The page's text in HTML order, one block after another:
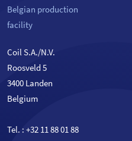
Belgian production
facility
Coil S.A./N.V.
Roosveld 5
3400 Landen
Belgium
Tel. : +32 11 88 01 88